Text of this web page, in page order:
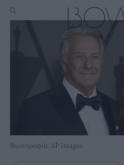
Φωτογραφία: AP Images